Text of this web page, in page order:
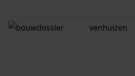
venhuizen